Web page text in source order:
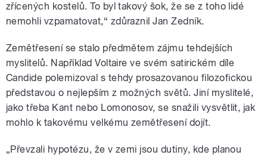
zřícených kostelů. To byl takový šok, že se z toho lidé
nemohli vzpamatovat,“ zdůraznil Jan Zedník.
Zemětřesení se stalo předmětem zájmu tehdejších
myslitelů. Například Voltaire ve svém satirickém díle
Candide polemizoval s tehdy prosazovanou filozofickou
představou o nejlepším z možných světů. Jiní myslitelé,
jako třeba Kant nebo Lomonosov, se snažili vysvětlit, jak
mohlo k takovému velkému zemětřesení dojít.
„Převzali hypotézu, že v zemi jsou dutiny, kde planou